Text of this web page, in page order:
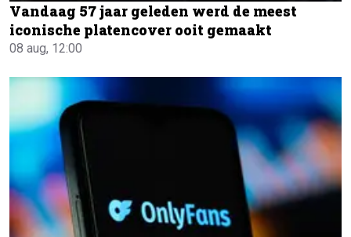
Vandaag 57 jaar geleden werd de meest
iconische platencover ooit gemaakt
08 aug, 12:00